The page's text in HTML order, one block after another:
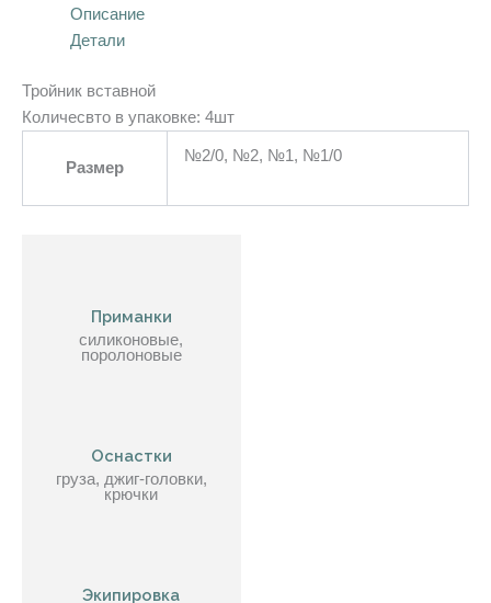
Приманки
силиконовые,
поролоновые
Оснастки
груза, джиг-головки,
крючки
Экипировка
Описание
Детали
Тройник вставной
Количесвто в упаковке: 4шт
Размер
№2/0, №2, №1, №1/0